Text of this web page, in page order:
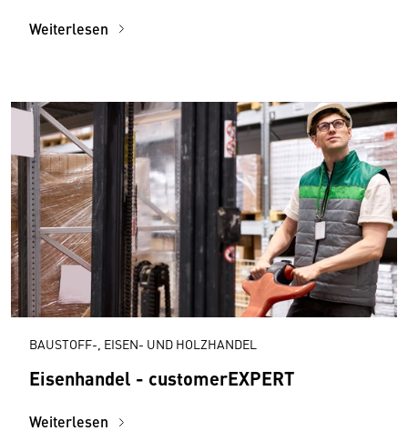
Weiterlesen
BAUSTOFF-, EISEN- UND HOLZHANDEL
Eisen­handel - customer­EXPERT
Weiterlesen